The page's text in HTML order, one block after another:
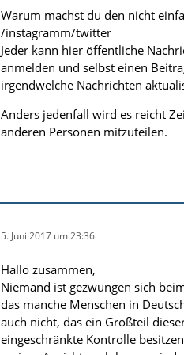
Warum machst du den nicht
/instagramm/twitter
Jeder kann hier öffentliche
anmelden und selbst einen
irgendwelche Nachrichten
Anders jedenfall wird es reicht
anderen Personen mitzuteilen.
5. Juni 2017 um 23:36
Hallo zusammen,
Niemand ist gezwungen sich
das manche Menschen in
auch nicht, das ein Großteil
eingeschränkte Kontrolle